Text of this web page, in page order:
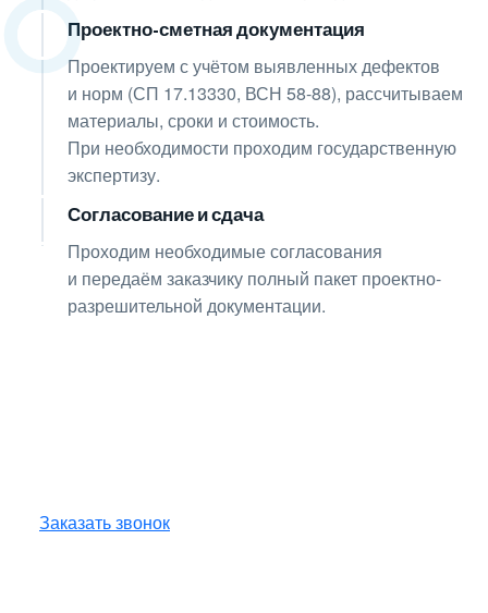
Проектно-сметная документация
Проектируем с учётом выявленных дефектов
и норм (СП 17.13330, ВСН 58-88), рассчитываем
материалы, сроки и стоимость.
При необходимости проходим государственную
экспертизу.
Согласование и сдача
Проходим необходимые согласования
и передаём заказчику полный пакет проектно-
разрешительной документации.
Заказать звонок